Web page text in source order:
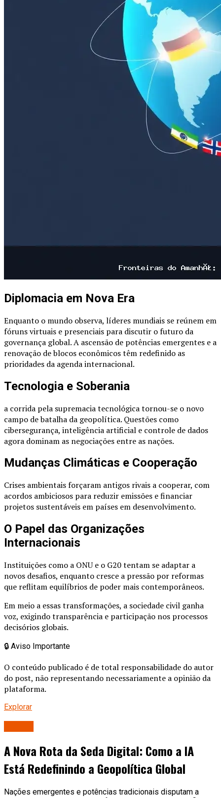
Diplomacia em Nova Era
Enquanto o mundo observa, líderes mundiais se reúnem em
fóruns virtuais e presenciais para discutir o futuro da
governança global. A ascensão de potências emergentes e a
renovação de blocos econômicos têm redefinido as
prioridades da agenda internacional.
Tecnologia e Soberania
a corrida pela supremacia tecnológica tornou-se o novo
campo de batalha da geopolítica. Questões como
cibersegurança, inteligência artificial e controle de dados
agora dominam as negociações entre as nações.
Mudanças Climáticas e Cooperação
Crises ambientais forçaram antigos rivais a cooperar, com
acordos ambiciosos para reduzir emissões e financiar
projetos sustentáveis em países em desenvolvimento.
O Papel das Organizações
Internacionais
Instituições como a ONU e o G20 tentam se adaptar a
novos desafios, enquanto cresce a pressão por reformas
que reflitam equilíbrios de poder mais contemporâneos.
Em meio a essas transformações, a sociedade civil ganha
voz, exigindo transparência e participação nos processos
decisórios globais.
🔒 Aviso Importante
O conteúdo publicado é de total responsabilidade do autor
do post, não representando necessariamente a opinião da
plataforma.
Explorar
A Nova Rota da Seda Digital: Como a IA
Está Redefinindo a Geopolítica Global
Nações emergentes e potências tradicionais disputam a